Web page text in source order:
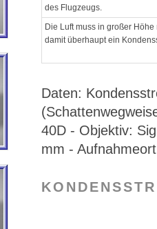
des Flugzeugs.
Die Luft muss in großer
damit überhaupt ein
Daten:
40D - Objektiv:
mm -